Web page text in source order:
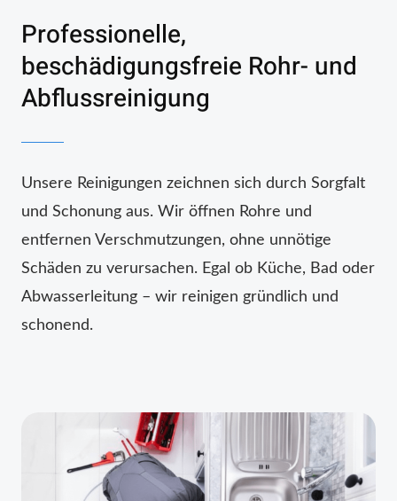
Professionelle,
beschädigungsfreie Rohr- und
Abflussreinigung
Unsere Reinigungen zeichnen sich durch Sorgfalt
und Schonung aus. Wir öffnen Rohre und
entfernen Verschmutzungen, ohne unnötige
Schäden zu verursachen. Egal ob Küche, Bad oder
Abwasserleitung – wir reinigen gründlich und
schonend.